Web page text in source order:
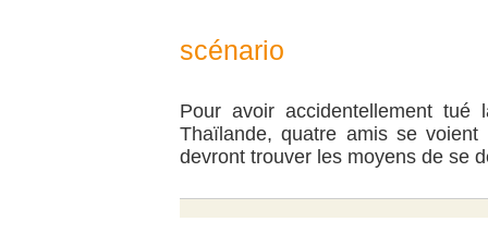
scénario
Pour avoir accidentellement
Thaïlande, quatre amis se
devront trouver les moyens de se